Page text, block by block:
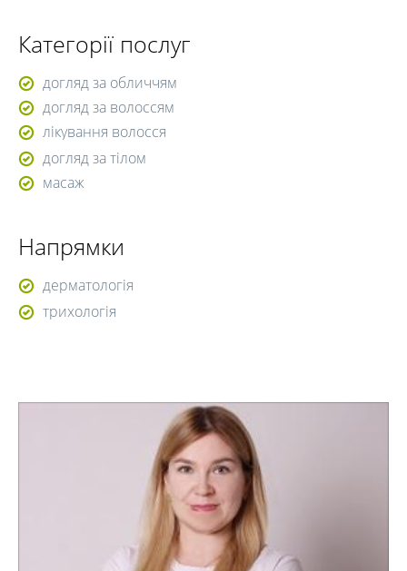
Категорії послуг
догляд за обличчям
догляд за волоссям
лікування волосся
догляд за тілом
масаж
Напрямки
дерматологія
трихологія
Поєднання різних методик при акне, розацеа,
випадінні волосся та інших хворобах , враховуючи
індивідуальний підхід до кожного пацієнта